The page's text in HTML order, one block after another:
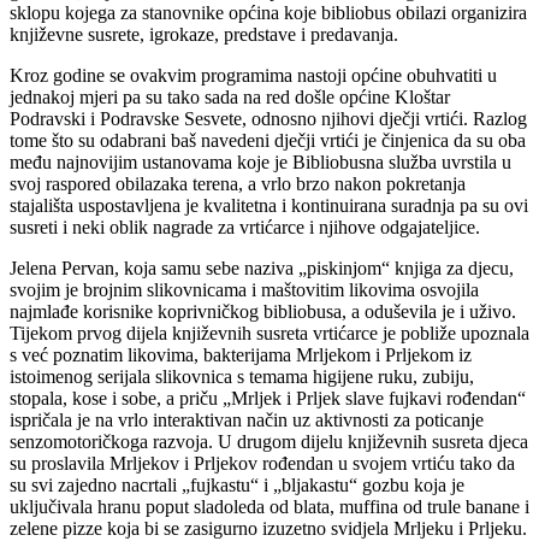
sklopu kojega za stanovnike općina koje bibliobus obilazi organizira
književne susrete, igrokaze, predstave i predavanja.
Kroz godine se ovakvim programima nastoji općine obuhvatiti u
jednakoj mjeri pa su tako sada na red došle općine Kloštar
Podravski i Podravske Sesvete, odnosno njihovi dječji vrtići. Razlog
tome što su odabrani baš navedeni dječji vrtići je činjenica da su oba
među najnovijim ustanovama koje je Bibliobusna služba uvrstila u
svoj raspored obilazaka terena, a vrlo brzo nakon pokretanja
stajališta uspostavljena je kvalitetna i kontinuirana suradnja pa su ovi
susreti i neki oblik nagrade za vrtićarce i njihove odgajateljice.
Jelena Pervan, koja samu sebe naziva „piskinjom“ knjiga za djecu,
svojim je brojnim slikovnicama i maštovitim likovima osvojila
najmlađe korisnike koprivničkog bibliobusa, a oduševila je i uživo.
Tijekom prvog dijela književnih susreta vrtićarce je pobliže upoznala
s već poznatim likovima, bakterijama Mrljekom i Prljekom iz
istoimenog serijala slikovnica s temama higijene ruku, zubiju,
stopala, kose i sobe, a priču „Mrljek i Prljek slave fujkavi rođendan“
ispričala je na vrlo interaktivan način uz aktivnosti za poticanje
senzomotoričkoga razvoja. U drugom dijelu književnih susreta djeca
su proslavila Mrljekov i Prljekov rođendan u svojem vrtiću tako da
su svi zajedno nacrtali „fujkastu“ i „bljakastu“ gozbu koja je
uključivala hranu poput sladoleda od blata, muffina od trule banane i
zelene pizze koja bi se zasigurno izuzetno svidjela Mrljeku i Prljeku.